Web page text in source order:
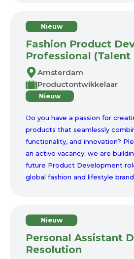
Nieuw
Fashion Product
Professional (Talent
Amsterdam
Productontwikkelaar
Nieuw
Do you have a passion for
products that seamlessly
functionality, and innovation?
an active vacancy; we are
future Product Development
global fashion and lifestyle
Nieuw
Personal Assistant
Resolution